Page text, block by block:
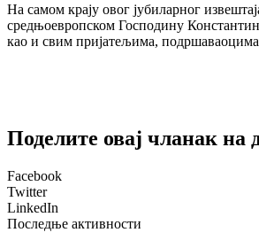
На самом крају овог јубиларног
средњоевропском Господину
као и свим пријатељима,
Поделите овај чланак
Facebook
Twitter
LinkedIn
Последње активности